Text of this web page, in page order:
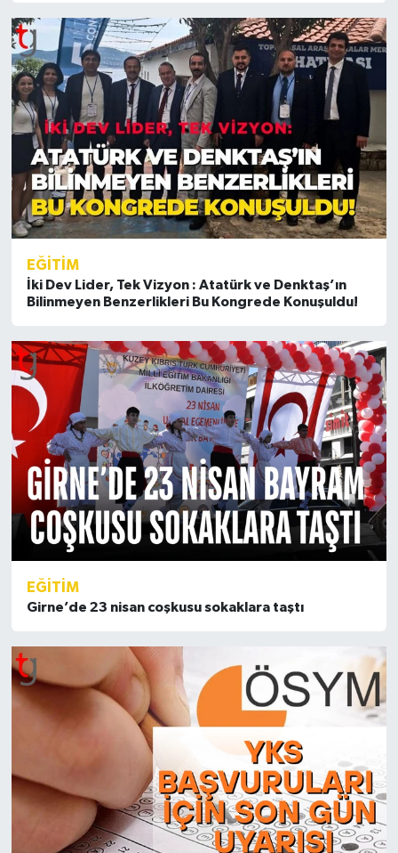
EĞİTİM
İki Dev Lider, Tek Vizyon : Atatürk ve Denktaş’ın
Bilinmeyen Benzerlikleri Bu Kongrede Konuşuldu!
EĞİTİM
Girne’de 23 nisan coşkusu sokaklara taştı